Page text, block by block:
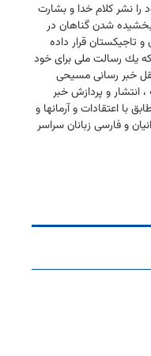
نشر كلام خدا و بشارت
شدن گناهان در
و تاجیكستان قرار داده
یك رسالت ملی برای خود
خبر رسانی مسیحی
انتشار و پردازش خبر
با اعتقادات و آرمانها و
و فارسی زبانان سراسر